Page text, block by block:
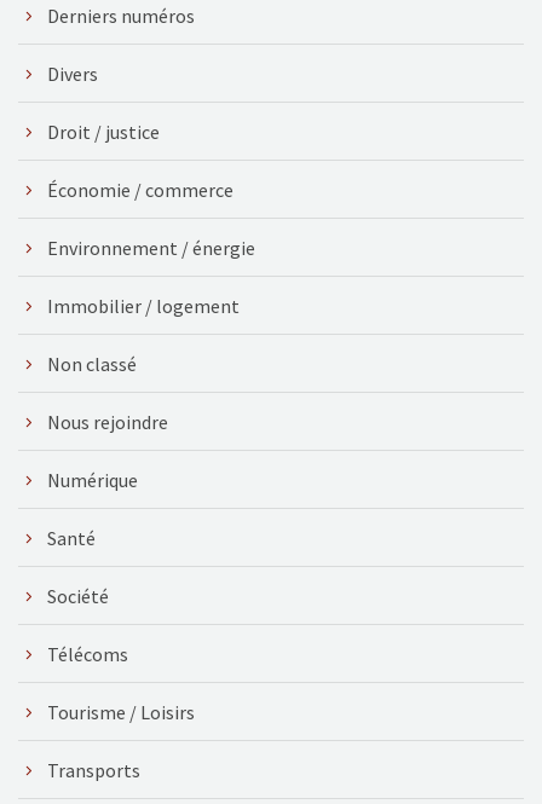
Derniers numéros
Divers
Droit / justice
Économie / commerce
Environnement / énergie
Immobilier / logement
Non classé
Nous rejoindre
Numérique
Santé
Société
Télécoms
Tourisme / Loisirs
Transports